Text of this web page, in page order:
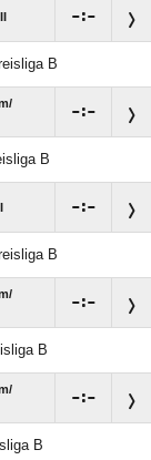
:
B
:
B
:
B
:
B
:
B